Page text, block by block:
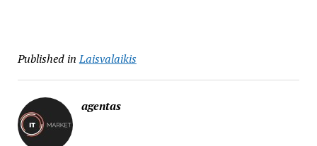
Published in Laisvalaikis
agentas